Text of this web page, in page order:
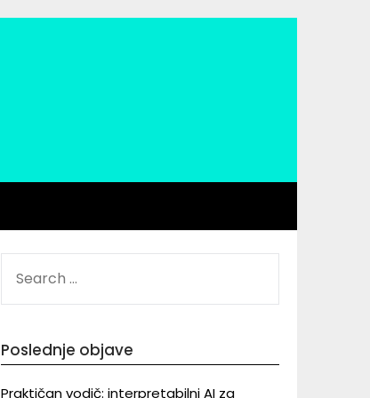
FOR:
Poslednje objave
Praktičan vodič: interpretabilni AI za